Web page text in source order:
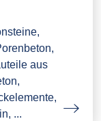
aus
...